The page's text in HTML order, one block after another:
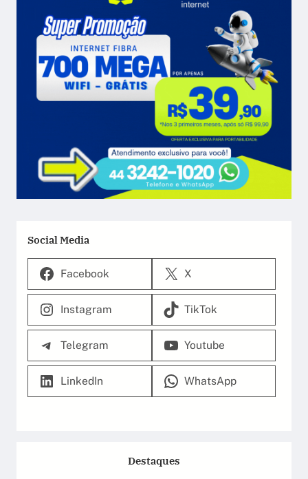
Social Media
Facebook X
Instagram TikTok
Telegram Youtube
LinkedIn WhatsApp
Destaques